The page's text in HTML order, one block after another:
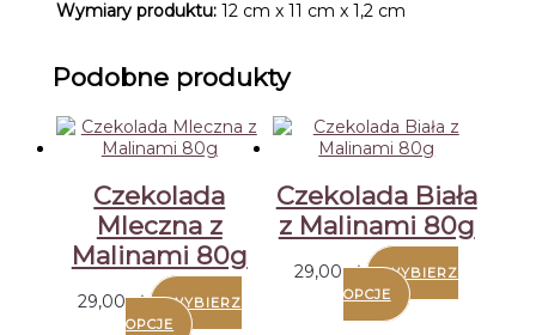
Wymiary produktu: 12 cm x 11 cm x 1,2 cm
Podobne produkty
Czekolada
Mleczna z
Malinami 80g
29,00zł
WYBIERZ
OPCJE
Ten
Czekolada Biała
z Malinami 80g
29,00zł
WYBIERZ
OPCJE
Ten